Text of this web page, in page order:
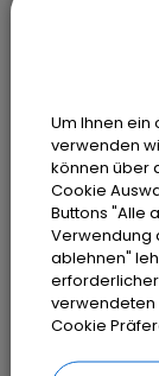
Träger
Schulen;
Um Ihnen
verwenden
können über
Cookie
Buttons "Alle
Verwendung
ablehnen"
erforderlicher
verwendeten
Cookie